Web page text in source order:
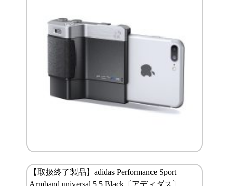
【取扱終了製品】adidas Performance Sport